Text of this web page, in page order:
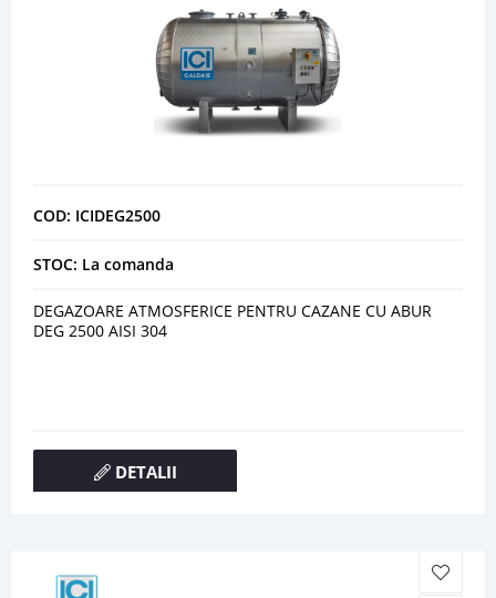
COD: ICIDEG2500
STOC: La comanda
DEGAZOARE ATMOSFERICE PENTRU CAZANE CU ABUR
DEG 2500 AISI 304
DETALII